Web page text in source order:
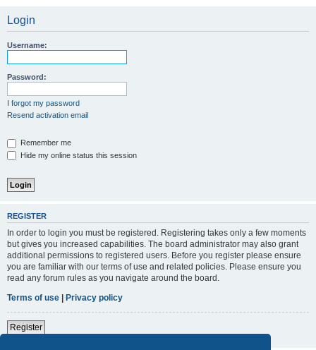
Login
Username:
Password:
I forgot my password
Resend activation email
Remember me
Hide my online status this session
REGISTER
In order to login you must be registered. Registering takes only a few moments
but gives you increased capabilities. The board administrator may also grant
additional permissions to registered users. Before you register please ensure
you are familiar with our terms of use and related policies. Please ensure you
read any forum rules as you navigate around the board.
Terms of use | Privacy policy
Register